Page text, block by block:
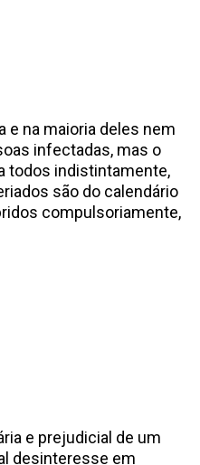
e na maioria deles nem
infectadas, mas o
todos indistintamente,
são do calendário
compulsoriamente,
e prejudicial de um
desinteresse em